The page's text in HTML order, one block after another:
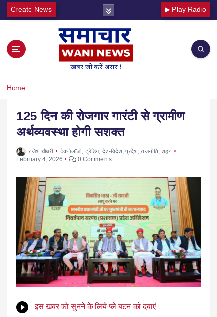
Create News ▶ Play Radio
Home
125 दिन की रोजगार गारंटी से ग्रामीण
अर्थव्यवस्था होगी सशक्त
राजेश चौधरी टेक्नोलॉजी ट्रेंडिंग, देश-विदेश प्रदेश ,राजनीति ,शहर
February 4, 2026
0 Comments
इस खबर को सुनने के लिये प्ले बटन को दबाएं।